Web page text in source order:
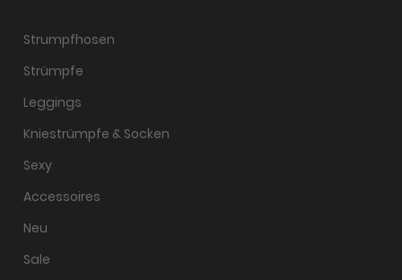
Strumpfhosen
Strümpfe
Leggings
Kniestrümpfe & Socken
Sexy
Accessoires
Neu
Sale